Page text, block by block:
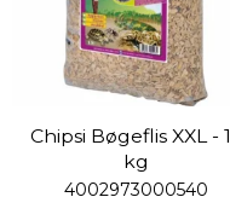
Chipsi Bøgeflis XXL -
kg
4002973000540